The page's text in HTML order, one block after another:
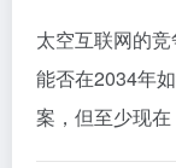
太空互联网的
能否在2034年
案，但至少现在